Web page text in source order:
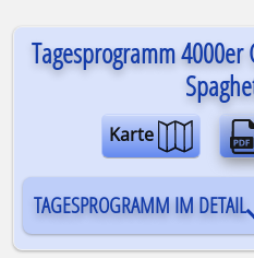
Tagesprogramm
Karte
TAGESPROGRAMM IM DETAIL